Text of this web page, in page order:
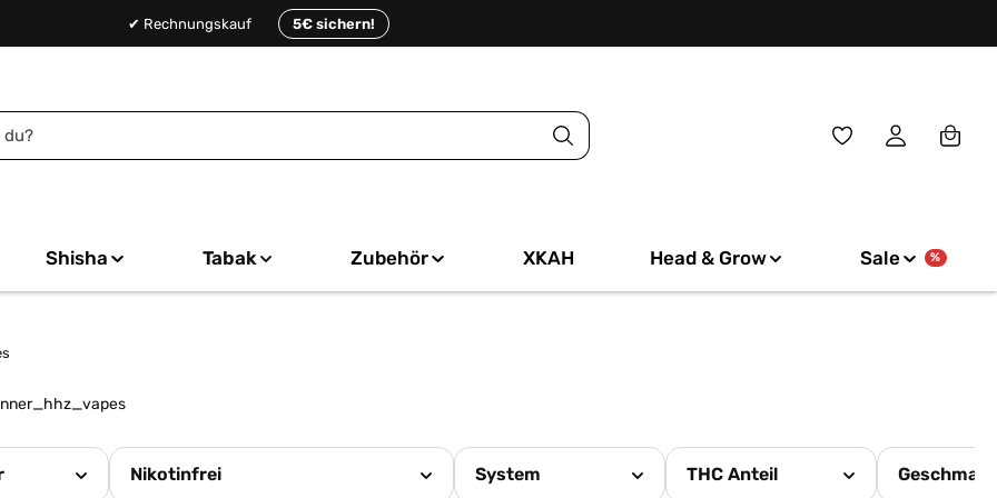
✔ Rechnungskauf 5€ sichern!
Du hast 0
Shisha Tabak Zubehör XKAH Head & Grow Sale %
Nikotinfrei System THC Anteil Geschmack